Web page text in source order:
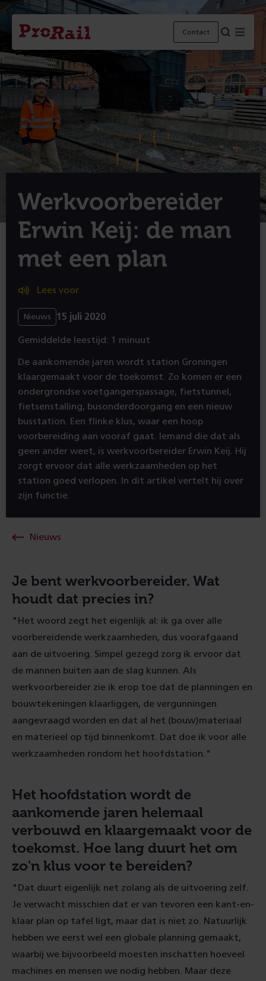
Navigatie
Homepage
ProRail
Contact
Werkvoorbereider
Erwin Keij: de man
met een plan
Lees voor
Nieuws 15 juli 2020
Gemiddelde leestijd: 1 minuut
De aankomende jaren wordt station Groningen
klaargemaakt voor de toekomst. Zo komen er een
ondergrondse voetgangerspassage, fietstunnel,
fietsenstalling, busonderdoorgang en een nieuw
busstation. Een flinke klus, waar een hoop
voorbereiding aan vooraf gaat. Iemand die dat als
geen ander weet, is werkvoorbereider Erwin Keij. Hij
zorgt ervoor dat alle werkzaamheden op het
station goed verlopen. In dit artikel vertelt hij over
zijn functie.
Nieuws
Je bent werkvoorbereider. Wat
houdt dat precies in?
"Het woord zegt het eigenlijk al: ik ga over alle
voorbereidende werkzaamheden, dus voorafgaand
aan de uitvoering. Simpel gezegd zorg ik ervoor dat
de mannen buiten aan de slag kunnen. Als
werkvoorbereider zie ik erop toe dat de planningen en
bouwtekeningen klaarliggen, de vergunningen
aangevraagd worden en dat al het (bouw)materiaal
en materieel op tijd binnenkomt. Dat doe ik voor alle
werkzaamheden rondom het hoofdstation."
Het hoofdstation wordt de
aankomende jaren helemaal
verbouwd en klaargemaakt voor de
toekomst. Hoe lang duurt het om
zo'n klus voor te bereiden?
"Dat duurt eigenlijk net zolang als de uitvoering zelf.
Je verwacht misschien dat er van tevoren een kant-en-
klaar plan op tafel ligt, maar dat is niet zo. Natuurlijk
hebben we eerst wel een globale planning gemaakt,
waarbij we bijvoorbeeld moesten inschatten hoeveel
machines en mensen we nodig hebben. Maar deze